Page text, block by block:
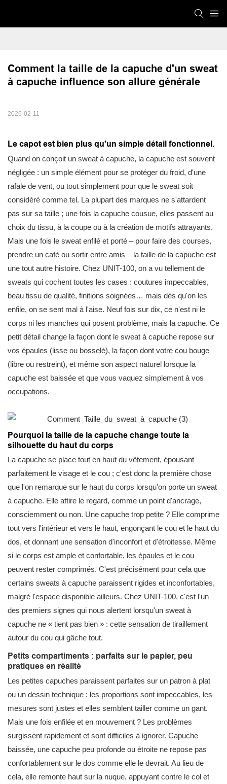
Comment la taille de la capuche d'un sweat
à capuche influence son allure générale
2026-02-11
Le capot est bien plus qu'un simple détail fonctionnel.
Quand on conçoit un sweat à capuche, la capuche est souvent
négligée : un simple élément pour se protéger du froid, d'une
rafale de vent, ou tout simplement pour que le sweat soit
considéré comme tel. La plupart des marques ne s'attardent
pas sur sa taille ; une fois la capuche cousue, elles passent au
choix du tissu, à la coupe ou à la création de motifs attrayants.
Mais une fois le sweat enfilé et porté – pour faire des courses,
prendre un café ou sortir entre amis – la taille de la capuche est
une tout autre histoire. Chez UNIT-100, on a vu tellement de
sweats qui cochent toutes les cases : coutures impeccables,
beau tissu de qualité, finitions soignées… mais dès qu'on les
enfile, on se sent mal à l'aise. Neuf fois sur dix, ce n'est ni le
corps ni les manches qui posent problème, mais la capuche. Ce
petit détail change la façon dont le sweat à capuche repose sur
vos épaules (lisse ou bosselé), la façon dont votre cou bouge
(libre ou restreint), et même son aspect naturel lorsque la
capuche est baissée et que vous vaquez simplement à vos
occupations.
Pourquoi la taille de la capuche change toute la
silhouette du haut du corps
La capuche se place tout en haut du vêtement, épousant
parfaitement le visage et le cou ; c'est donc la première chose
que l'on remarque sur le haut du corps lorsqu'on porte un sweat
à capuche. Elle attire le regard, comme un point d'ancrage,
consciemment ou non. Une capuche trop petite ? Elle comprime
tout vers l'intérieur et vers le haut, engonçant le cou et le haut du
dos, et donnant une sensation d'inconfort et d'étroitesse. Même
si le corps est ample et confortable, les épaules et le cou
peuvent rester comprimés. C'est précisément pour cela que
certains sweats à capuche paraissent rigides et inconfortables,
malgré l'espace disponible ailleurs. Chez UNIT-100, c'est l'un
des premiers signes qui nous alertent lorsqu'un sweat à
capuche ne « tient pas bien » : cette sensation de tiraillement
autour du cou qui gâche tout.
Petits compartiments : parfaits sur le papier, peu
pratiques en réalité
Les petites capuches paraissent parfaites sur un patron à plat
ou un dessin technique : les proportions sont impeccables, les
mesures sont justes et elles semblent tailler comme un gant.
Mais une fois enfilée et en mouvement ? Les problèmes
surgissent rapidement et sont difficiles à ignorer. Capuche
baissée, une capuche peu profonde ou étroite ne repose pas
confortablement sur le dos comme elle le devrait. Au lieu de
cela, elle remonte haut sur la nuque, appuyant contre le col et